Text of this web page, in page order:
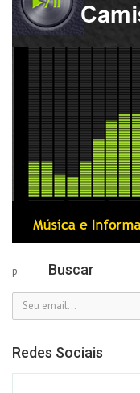
p Buscar
Redes Sociais